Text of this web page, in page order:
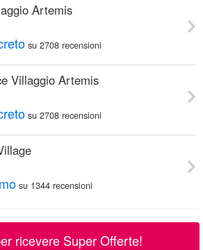
Artemis
su 2708 recensioni
Villaggio Artemis
su 2708 recensioni
su 1344 recensioni
ricevere Super Offerte!